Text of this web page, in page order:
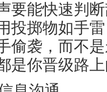
要能快速判
投掷物如手
偷袭，而不
是你晋级路